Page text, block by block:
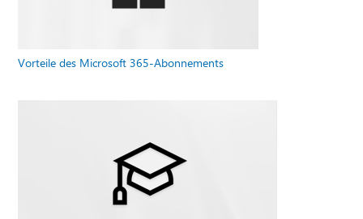
Vorteile des Microsoft 365-Abonnements